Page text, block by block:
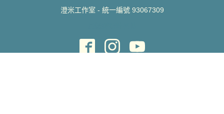
澄米工作室 - 統一編號 93067309